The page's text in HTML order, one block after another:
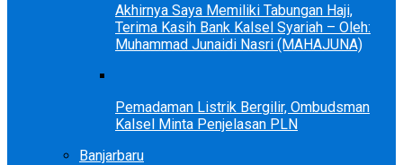
Akhirnya Saya Memiliki Tabungan Haji,
Terima Kasih Bank Kalsel Syariah – Oleh:
Muhammad Junaidi Nasri (MAHAJUNA)
Pemadaman Listrik Bergilir, Ombudsman
Kalsel Minta Penjelasan PLN
Banjarbaru